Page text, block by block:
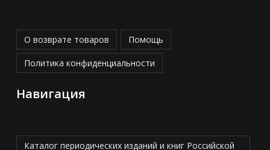
О возврате товаров Помощь
Политика конфиденциальности
Навигация
Каталог периодических изданий и книг Российской